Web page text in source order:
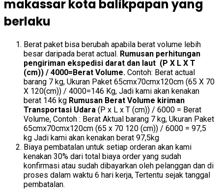
makassar kota balikpapan yang
berlaku
Berat paket bisa berubah apabila berat volume lebih
besar daripada berat actual. Rumusan perhitungan
pengiriman ekspedisi darat dan laut (P X L X T
(cm)) / 4000=Berat Volume. Contoh: Berat actual
barang 7 kg, Ukuran Paket 65cmx70cmx120cm (65 X 70
X 120(cm)) / 4000=146 Kg, Jadi kami akan kenakan
berat 146 kg Rumusan Berat Volume kiriman
Transportasi Udara (P x L x T (cm)) / 6000 = Berat
Volume, Contoh : Berat Aktual barang 7 kg, Ukuran Paket
65cmx70cmx120cm (65 x 70 120 (cm)) / 6000 = 97,5
kg Jadi kami akan kenakan berat 97,5kg
Biaya pembatalan untuk setiap orderan akan kami
kenakan 30% dari total biaya order yang sudah
konfirmasi atau sudah dibayarkan oleh pelanggan dan di
proses dalam waktu 6 hari kerja, Tertentu sejak tanggal
pembatalan.